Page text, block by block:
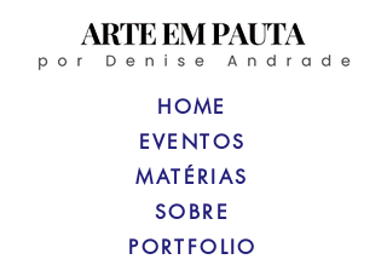
HOME
MATÉRIAS
SOBRE
PORTFOLIO
EVENTOS